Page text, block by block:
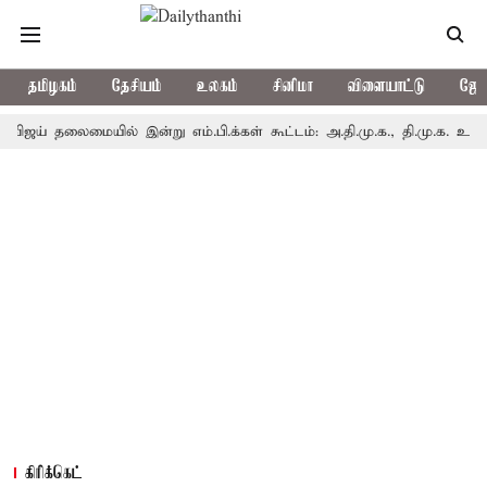
தமிழகம் தேசியம் உலகம் சினிமா விளையாட்டு
இன்று எம்.பி.க்கள் கூட்டம்: அ.தி.மு.க., தி.மு.க. உள்ளிட்ட
கிரிக்கெட்